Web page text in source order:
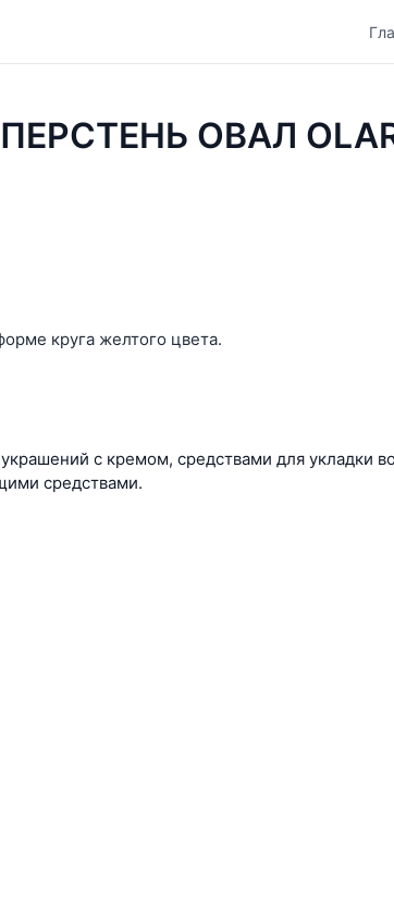
ОВАЛ
круга желтого цвета.
украшений с кремом, средствами для укладки
средствами.